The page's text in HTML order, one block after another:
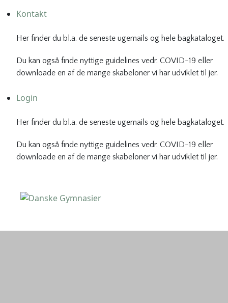
Kontakt
Her finder du bl.a. de seneste ugemails og hele bagkataloget.
Du kan også finde nyttige guidelines vedr. COVID-19 eller
downloade en af de mange skabeloner vi har udviklet til jer.
Login
Her finder du bl.a. de seneste ugemails og hele bagkataloget.
Du kan også finde nyttige guidelines vedr. COVID-19 eller
downloade en af de mange skabeloner vi har udviklet til jer.